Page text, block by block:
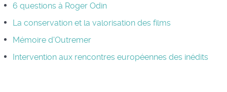
6 questions à Roger Odin
La conservation et la valorisation des films
Mémoire d'Outremer
Intervention aux rencontres européennes des inédits